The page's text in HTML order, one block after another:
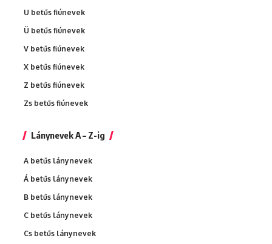
U betűs fiúnevek
Ü betűs fiúnevek
V betűs fiúnevek
X betűs fiúnevek
Z betűs fiúnevek
Zs betűs fiúnevek
Lánynevek A – Z-ig
A betűs lánynevek
Á betűs lánynevek
B betűs lánynevek
C betűs lánynevek
Cs betűs lánynevek